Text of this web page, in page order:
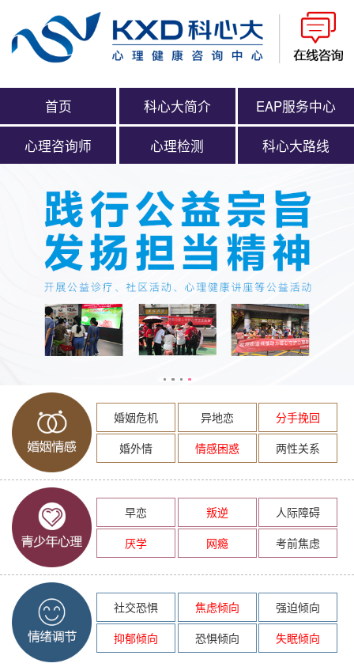
首页 科心大简介 EAP服务中心
心理咨询师 心理检测 科心大路线
婚姻危机 异地恋
分手挽回
婚外情
情感困惑 两性关系
早恋 叛逆
人际障碍
厌学
网瘾 考前焦虑
社交恐惧 焦虑倾向
强迫倾向
抑郁倾向
恐惧倾向 失眠倾向